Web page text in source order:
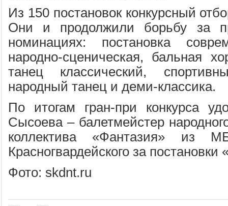
Из 150 постановок конкурсный
Они и продолжили борьбу за
номинациях: постановка
народно-сценическая, бальная
танец классический,
народный танец и деми-классика.
По итогам гран-при конкурса
Сысоева – балетмейстер
коллектива «Фантазия» из
Красногвардейского за
Фото: skdnt.ru